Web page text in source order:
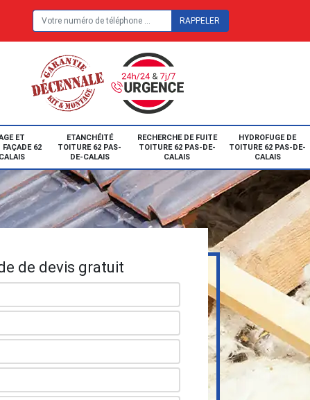
ET
FAÇADE 62
ETANCHÉITÉ
TOITURE 62 PAS-
DE-CALAIS
RECHERCHE DE FUITE
TOITURE 62 PAS-DE-
CALAIS
HYDROFUGE DE
TOITURE 62 PAS-DE-
CALAIS
de devis gratuit